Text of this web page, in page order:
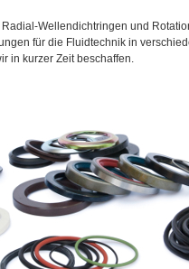
Wellendichtringen und
für die Fluidtechnik in
in kurzer Zeit beschaffen.